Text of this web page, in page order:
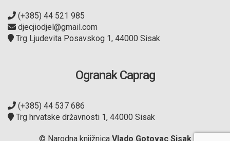
(+385) 44 521 985
djecjiodjel@gmail.com
Trg Ljudevita Posavskog 1, 44000 Sisak
Ogranak Caprag
(+385) 44 537 686
Trg hrvatske državnosti 1, 44000 Sisak
© Narodna knjižnica Vlado Gotovac Sisak